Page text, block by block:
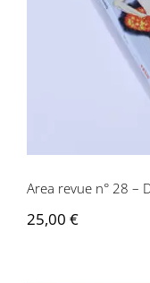
Area revue n° 28 –
25,00 €